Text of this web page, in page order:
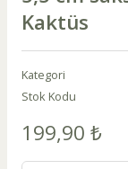
Kaktüs
Kategori
Stok Kodu
199,90 ₺